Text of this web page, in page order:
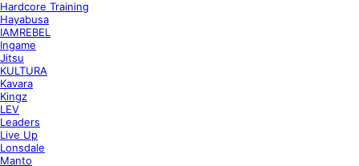
Hardcore Training
Hayabusa
IAMREBEL
Ingame
Jitsu
KULTURA
Kavara
Kingz
LEV
Leaders
Live Up
Lonsdale
Manto